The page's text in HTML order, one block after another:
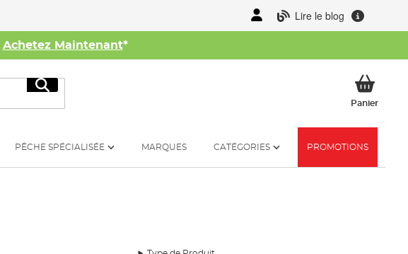
Lire le blog
Achetez Maintenant*
Rechercher
PanierMon
PÊCHE SPÉCIALISÉE MARQUES CATÉGORIES PROMOTIONS